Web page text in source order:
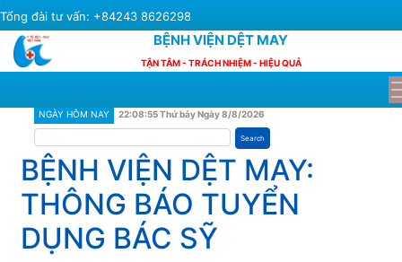
Skip
to
main
content
Tổng đài tư vấn: +84243 8626298
BỆNH VIỆN DỆT MAY
TẬN TÂM - TRÁCH NHIỆM - HIỆU QUẢ
NGÀY HÔM NAY 22:08:56 Thứ bảy Ngày 8/8/2026
BỆNH VIỆN DỆT MAY:
THÔNG BÁO TUYỂN
DỤNG BÁC SỸ